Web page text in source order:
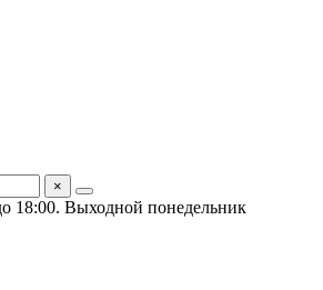
×
18:00. Выходной понедельник